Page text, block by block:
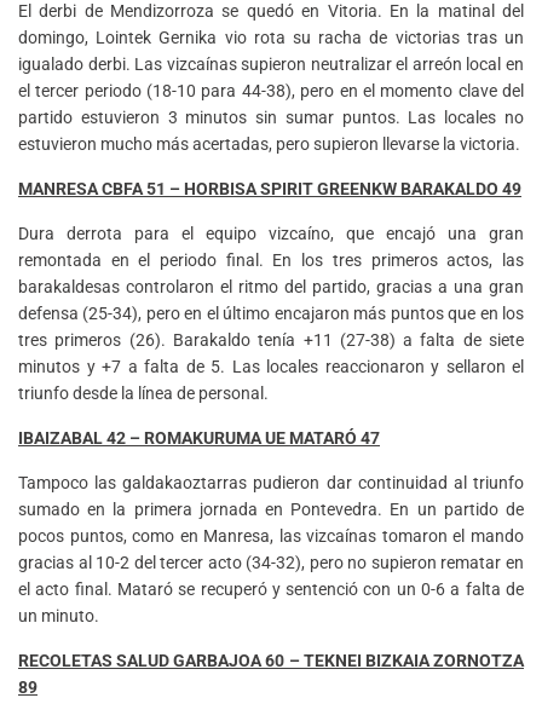
El derbi de Mendizorroza se quedó en Vitoria. En la matinal del
domingo, Lointek Gernika vio rota su racha de victorias tras un
igualado derbi. Las vizcaínas supieron neutralizar el arreón local en
el tercer periodo (18-10 para 44-38), pero en el momento clave del
partido estuvieron 3 minutos sin sumar puntos. Las locales no
estuvieron mucho más acertadas, pero supieron llevarse la victoria.
MANRESA CBFA 51 – HORBISA SPIRIT GREENKW BARAKALDO 49
Dura derrota para el equipo vizcaíno, que encajó una gran
remontada en el periodo final. En los tres primeros actos, las
barakaldesas controlaron el ritmo del partido, gracias a una gran
defensa (25-34), pero en el último encajaron más puntos que en los
tres primeros (26). Barakaldo tenía +11 (27-38) a falta de siete
minutos y +7 a falta de 5. Las locales reaccionaron y sellaron el
triunfo desde la línea de personal.
IBAIZABAL 42 – ROMAKURUMA UE MATARÓ 47
Tampoco las galdakaoztarras pudieron dar continuidad al triunfo
sumado en la primera jornada en Pontevedra. En un partido de
pocos puntos, como en Manresa, las vizcaínas tomaron el mando
gracias al 10-2 del tercer acto (34-32), pero no supieron rematar en
el acto final. Mataró se recuperó y sentenció con un 0-6 a falta de
un minuto.
RECOLETAS SALUD GARBAJOA 60 – TEKNEI BIZKAIA ZORNOTZA
89